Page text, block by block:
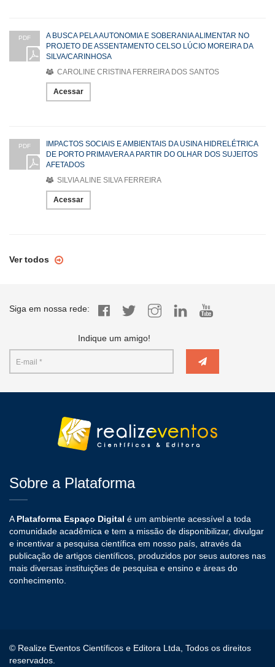
PDF
A BUSCA PELA AUTONOMIA E SOBERANIA ALIMENTAR NO
PROJETO DE ASSENTAMENTO CELSO LÚCIO MOREIRA DA
SILVA/CARINHOSA
CAROLINE CRISTINA FERREIRA DOS SANTOS
Acessar
PDF
IMPACTOS SOCIAIS E AMBIENTAIS DA USINA HIDRELÉTRICA
DE PORTO PRIMAVERA A PARTIR DO OLHAR DOS SUJEITOS
AFETADOS
SILVIA ALINE SILVA FERREIRA
Acessar
Ver todos
Siga em nossa rede:
Indique um amigo!
Sobre a Plataforma
A Plataforma Espaço Digital é um ambiente acessível a toda
comunidade acadêmica e tem a missão de disponibilizar, divulgar
e incentivar a pesquisa científica em nosso país, através da
publicação de artigos científicos, produzidos por seus autores nas
mais diversas instituições de pesquisa e ensino e áreas do
conhecimento.
© Realize Eventos Científicos e Editora Ltda, Todos os direitos
reservados.